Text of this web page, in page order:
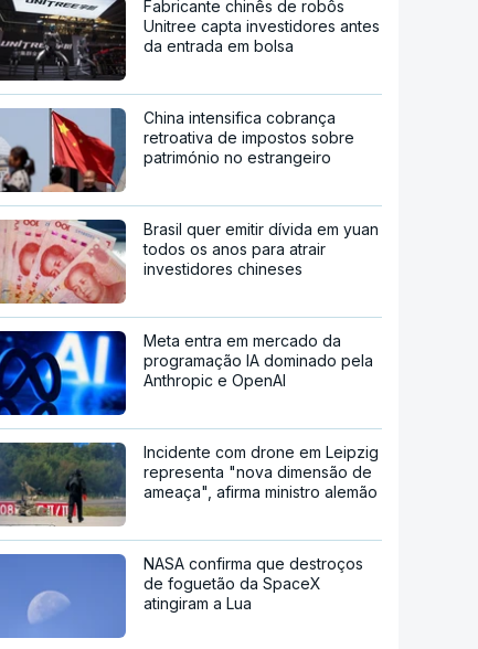
Fabricante chinês de robôs
Unitree capta investidores antes
da entrada em bolsa
China intensifica cobrança
retroativa de impostos sobre
património no estrangeiro
Brasil quer emitir dívida em yuan
todos os anos para atrair
investidores chineses
Meta entra em mercado da
programação IA dominado pela
Anthropic e OpenAI
Incidente com drone em Leipzig
representa "nova dimensão de
ameaça", afirma ministro alemão
NASA confirma que destroços
de foguetão da SpaceX
atingiram a Lua